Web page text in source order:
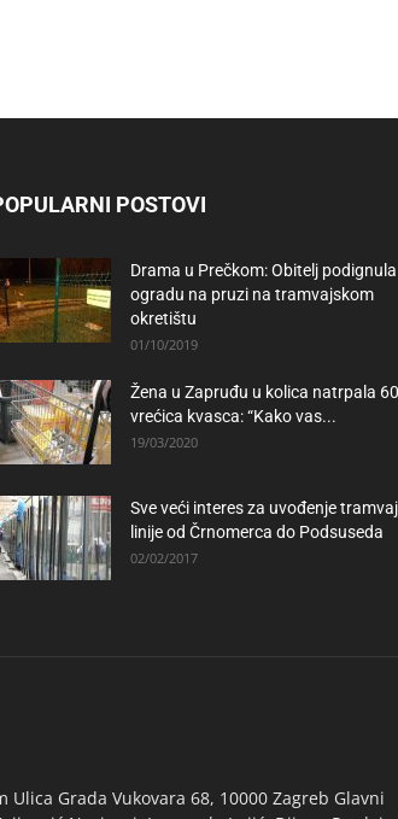
POSTOVI
Drama u Prečkom: Obitelj podignula
ogradu na pruzi na tramvajskom
okretištu
01/10/2019
Žena u Zapruđu u kolica natrpala
vrećica kvasca: “Kako vas...
19/03/2020
Sve veći interes za uvođenje
linije od Črnomerca do Podsuseda
02/02/2017
Ulica Grada Vukovara 68, 10000 Zagreb Glavni